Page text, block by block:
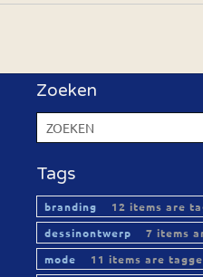
Zoeken
Tags
branding
12 items are
dessinontwerp
7 items
mode
11 items are